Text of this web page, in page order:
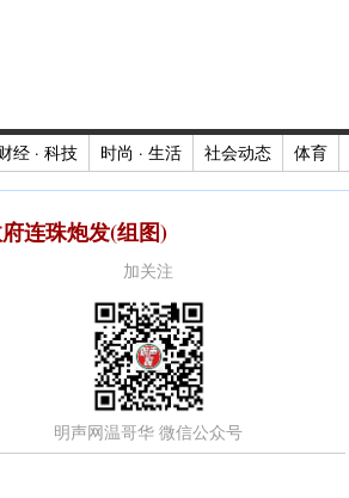
经 · 科技 时尚 · 生活 社会动态 体育
连珠炮发(组图)
加关注
明声网温哥华 微信公众号